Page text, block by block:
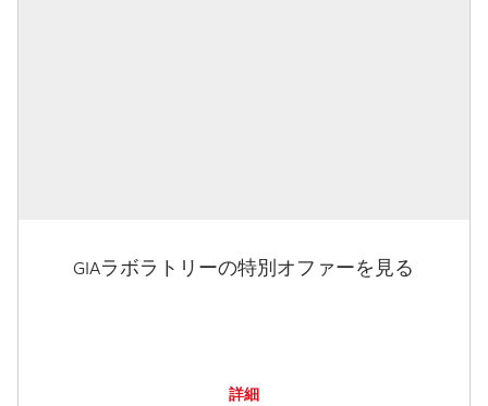
GIAラボラトリーの特別オファーを見る
詳細